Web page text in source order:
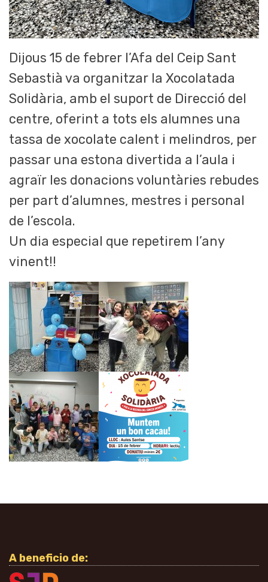
Dijous 15 de febrer l’Afa del Ceip Sant
Sebastià va organitzar la Xocolatada
Solidària, amb el suport de Direcció del
centre, oferint a tots els alumnes una
tassa de xocolate calent i melindros, per
passar una estona divertida a l’aula i
agraïr les donacions voluntàries rebudes
per part d’alumnes, mestres i personal
de l’escola.
Un dia especial que repetirem l’any
vinent!!
A beneficio de: